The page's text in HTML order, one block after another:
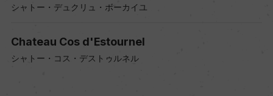
シャトー・デュクリュ・ボーカイユ
Chateau Cos d'Estournel
シャトー・コス・デストゥルネル